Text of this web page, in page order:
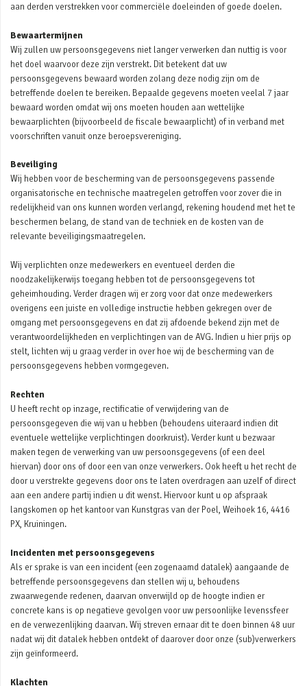
aan derden verstrekken voor commerciële doeleinden of goede doelen.
Bewaartermijnen
Wij zullen uw persoonsgegevens niet langer verwerken dan nuttig is voor
het doel waarvoor deze zijn verstrekt. Dit betekent dat uw
persoonsgegevens bewaard worden zolang deze nodig zijn om de
betreffende doelen te bereiken. Bepaalde gegevens moeten veelal 7 jaar
bewaard worden omdat wij ons moeten houden aan wettelijke
bewaarplichten (bijvoorbeeld de fiscale bewaarplicht) of in verband met
voorschriften vanuit onze beroepsvereniging.
Beveiliging
Wij hebben voor de bescherming van de persoonsgegevens passende
organisatorische en technische maatregelen getroffen voor zover die in
redelijkheid van ons kunnen worden verlangd, rekening houdend met het te
beschermen belang, de stand van de techniek en de kosten van de
relevante beveiligingsmaatregelen.
Wij verplichten onze medewerkers en eventueel derden die
noodzakelijkerwijs toegang hebben tot de persoonsgegevens tot
geheimhouding. Verder dragen wij er zorg voor dat onze medewerkers
overigens een juiste en volledige instructie hebben gekregen over de
omgang met persoonsgegevens en dat zij afdoende bekend zijn met de
verantwoordelijkheden en verplichtingen van de AVG. Indien u hier prijs op
stelt, lichten wij u graag verder in over hoe wij de bescherming van de
persoonsgegevens hebben vormgegeven.
Rechten
U heeft recht op inzage, rectificatie of verwijdering van de
persoonsgegeven die wij van u hebben (behoudens uiteraard indien dit
eventuele wettelijke verplichtingen doorkruist). Verder kunt u bezwaar
maken tegen de verwerking van uw persoonsgegevens (of een deel
hiervan) door ons of door een van onze verwerkers. Ook heeft u het recht de
door u verstrekte gegevens door ons te laten overdragen aan uzelf of direct
aan een andere partij indien u dit wenst. Hiervoor kunt u op afspraak
langskomen op het kantoor van Kunstgras van der Poel, Weihoek 16, 4416
PX, Kruiningen.
Incidenten met persoonsgegevens
Als er sprake is van een incident (een zogenaamd datalek) aangaande de
betreffende persoonsgegevens dan stellen wij u, behoudens
zwaarwegende redenen, daarvan onverwijld op de hoogte indien er
concrete kans is op negatieve gevolgen voor uw persoonlijke levenssfeer
en de verwezenlijking daarvan. Wij streven ernaar dit te doen binnen 48 uur
nadat wij dit datalek hebben ontdekt of daarover door onze (sub)verwerkers
zijn geïnformeerd.
Klachten